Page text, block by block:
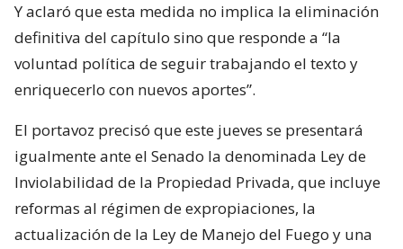
Y aclaró que esta medida no implica la eliminación
definitiva del capítulo sino que responde a “la
voluntad política de seguir trabajando el texto y
enriquecerlo con nuevos aportes”.
El portavoz precisó que este jueves se presentará
igualmente ante el Senado la denominada Ley de
Inviolabilidad de la Propiedad Privada, que incluye
reformas al régimen de expropiaciones, la
actualización de la Ley de Manejo del Fuego y una